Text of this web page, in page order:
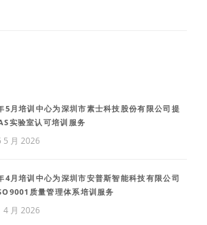
5月培训中心为深圳市素士科技股份有限公司提
实验室认可培训服务
5 月 2026
4月培训中心为深圳市安普斯智能科技有限公司
质量管理体系培训服务
4 月 2026